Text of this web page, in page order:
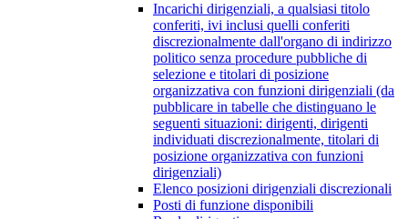
Incarichi dirigenziali, a qualsiasi titolo
conferiti, ivi inclusi quelli conferiti
discrezionalmente dall'organo di indirizzo
politico senza procedure pubbliche di
selezione e titolari di posizione
organizzativa con funzioni dirigenziali (da
pubblicare in tabelle che distinguano le
seguenti situazioni: dirigenti, dirigenti
individuati discrezionalmente, titolari di
posizione organizzativa con funzioni
dirigenziali)
Elenco posizioni dirigenziali discrezionali
Posti di funzione disponibili